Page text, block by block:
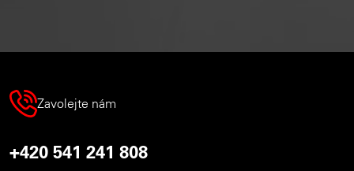
Zavolejte nám
+420 541 241 808